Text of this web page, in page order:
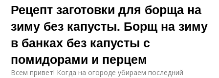
Рецепт заготовки для борща на
зиму без капусты. Борщ на зиму
в банках без капусты с
помидорами и перцем
Всем привет! Когда на огороде убираем последний